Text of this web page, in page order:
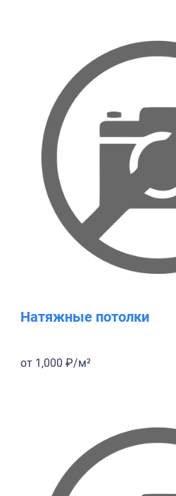
Натяжные потолки
от 1,000 ₽/м²